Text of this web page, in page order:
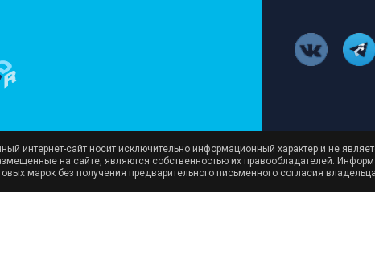
интернет-сайт носит исключительно информационный характер и не
на сайте, являются собственностью их правообладателей.
марок без получения предварительного письменного согласия